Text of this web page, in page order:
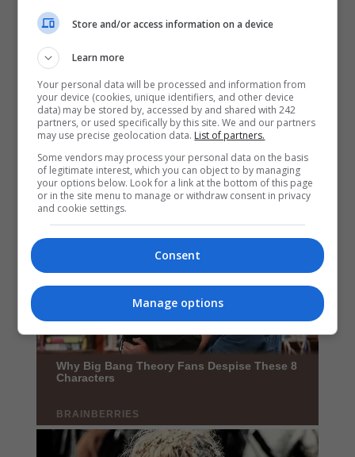
Store and/or access information on a device
Learn more
Your personal data will be processed and information from
your device (cookies, unique identifiers, and other device
data) may be stored by, accessed by and shared with 242
partners, or used specifically by this site. We and our partners
may use precise geolocation data. List of partners.
Some vendors may process your personal data on the basis
of legitimate interest, which you can object to by managing
your options below. Look for a link at the bottom of this page
or in the site menu to manage or withdraw consent in privacy
and cookie settings.
Consent
Manage options